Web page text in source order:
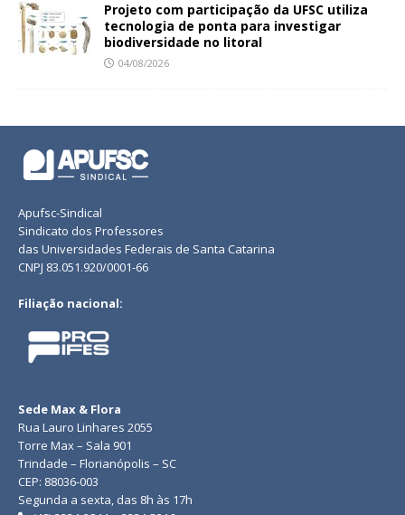
Projeto com participação da UFSC utiliza
tecnologia de ponta para investigar
biodiversidade no litoral
04/08/2026
Apufsc-Sindical
Sindicato dos Professores
das Universidades Federais de Santa Catarina
CNPJ 83.051.920/0001-66
Filiação nacional:
Sede Max & Flora
Rua Lauro Linhares 2055
Torre Max – Sala 901
Trindade – Florianópolis – SC
CEP: 88036-003
Segunda a sexta, das 8h às 17h